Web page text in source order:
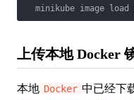
minikube image load
上传本地 Docker
本地 Docker 中已经下